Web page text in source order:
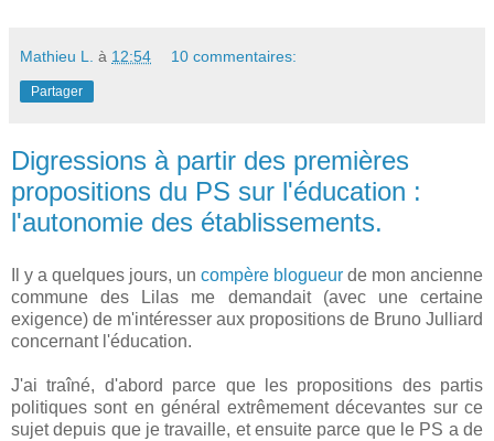
Mathieu L. à 12:54 10 commentaires:
Partager
Digressions à partir des premières
propositions du PS sur l'éducation :
l'autonomie des établissements.
Il y a quelques jours, un compère blogueur de mon ancienne
commune des Lilas me demandait (avec une certaine
exigence) de m'intéresser aux propositions de Bruno Julliard
concernant l'éducation.
J'ai traîné, d'abord parce que les propositions des partis
politiques sont en général extrêmement décevantes sur ce
sujet depuis que je travaille, et ensuite parce que le PS a de